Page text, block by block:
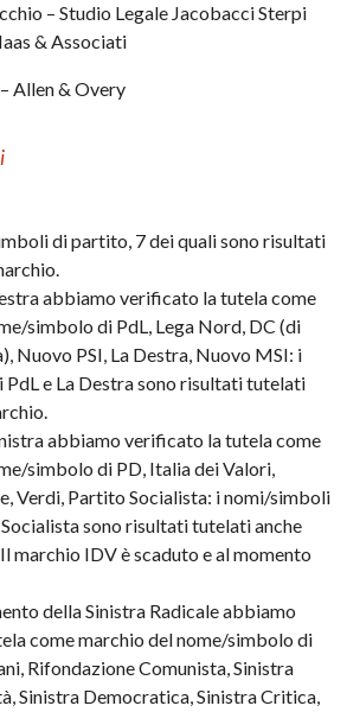
– Studio Legale Jacobacci Sterpi
& Associati
Allen & Overy
di partito, 7 dei quali sono risultati
abbiamo verificato la tutela come
simbolo di PdL, Lega Nord, DC (di
Nuovo PSI, La Destra, Nuovo MSI: i
e La Destra sono risultati tutelati
abbiamo verificato la tutela come
simbolo di PD, Italia dei Valori,
Verdi, Partito Socialista: i nomi/simboli
sono risultati tutelati anche
marchio IDV è scaduto e al momento
della Sinistra Radicale abbiamo
come marchio del nome/simbolo di
Rifondazione Comunista, Sinistra
Sinistra Democratica, Sinistra Critica,